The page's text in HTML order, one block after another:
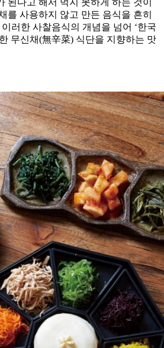
된다고 해서 먹지 못하게 하는 것이
를 사용하지 않고 만든 음식을 흔히
러한 사찰음식의 개념을 넘어 ‘한국
무신채(無辛菜) 식단을 지향하는 맛